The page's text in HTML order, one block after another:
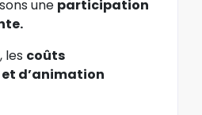
une participation
les coûts
d’animation